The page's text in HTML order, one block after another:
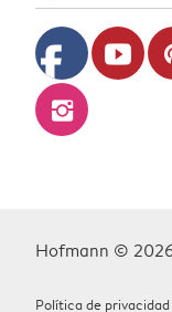
facebook youtube
instagram
Hofmann ©
Política de privacidad